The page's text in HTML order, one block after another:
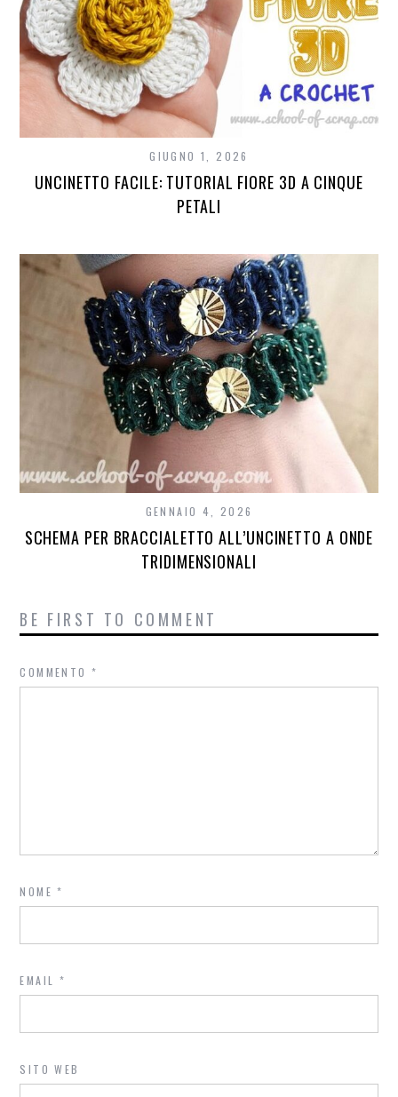
GIUGNO 1, 2026
UNCINETTO FACILE: TUTORIAL FIORE 3D A CINQUE
PETALI
GENNAIO 4, 2026
SCHEMA PER BRACCIALETTO ALL’UNCINETTO A ONDE
TRIDIMENSIONALI
BE FIRST TO COMMENT
COMMENTO*
NOME*
EMAIL *
SITO WEB